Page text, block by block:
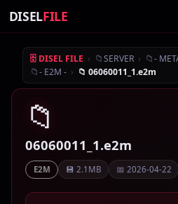
DISELFILE
🗄 DISEL FILE › 📁SERVER › 📁-
📁- E2M - › 📁 06060011_1.e2m
📁
06060011_1.e2m
E2M 💾 2.1MB 📅 2026-04-22